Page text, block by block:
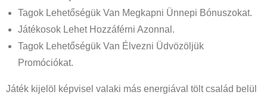
Tagok Lehetőségük Van Megkapni Ünnepi Bónuszokat.
Játékosok Lehet Hozzáférni Azonnal.
Tagok Lehetőségük Van Élvezni Üdvözöljük
Promóciókat.
Játék kijelöl képvisel valaki más energiával tölt család belül